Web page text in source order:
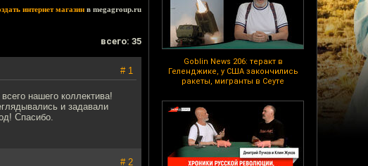
Goblin News 206: теракт в
Геленджике, у США закончились
ракеты, мигранты в Сеуте
интернет магазин в megagroup.ru
всего: 35
# 1
нашего коллектива!
и задавали
Спасибо.
# 2